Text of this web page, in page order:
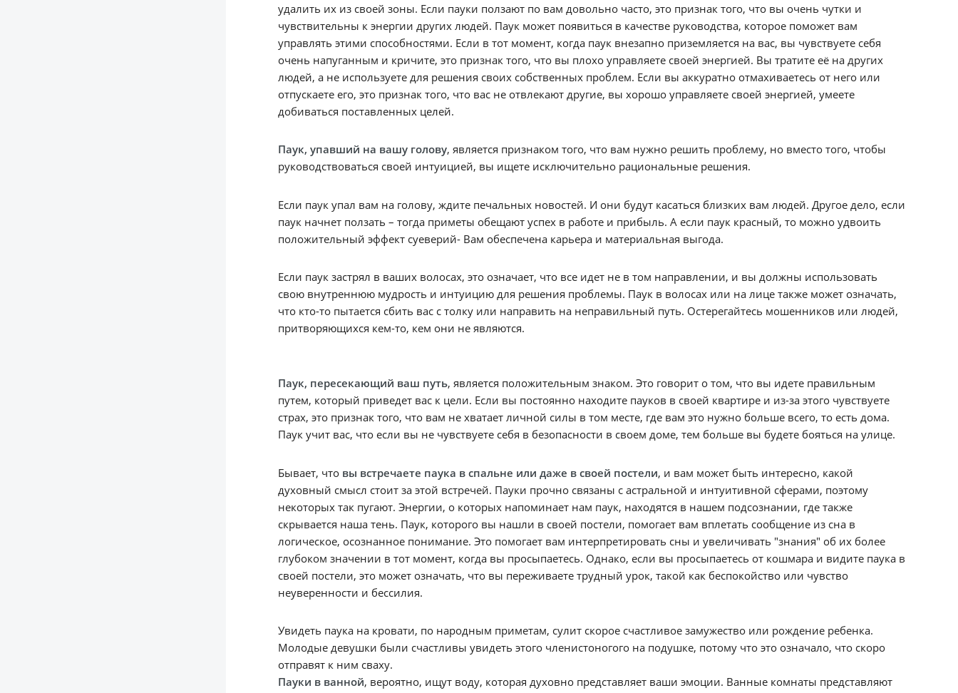
удалить их из своей зоны. Если пауки ползают по вам довольно часто, это признак того, что вы очень чутки и
чувствительны к энергии других людей. Паук может появиться в качестве руководства, которое поможет вам
управлять этими способностями. Если в тот момент, когда паук внезапно приземляется на вас, вы чувствуете себя
очень напуганным и кричите, это признак того, что вы плохо управляете своей энергией. Вы тратите её на других
людей, а не используете для решения своих собственных проблем. Если вы аккуратно отмахиваетесь от него или
отпускаете его, это признак того, что вас не отвлекают другие, вы хорошо управляете своей энергией, умеете
добиваться поставленных целей.
Паук, упавший на вашу голову, является признаком того, что вам нужно решить проблему, но вместо того, чтобы
руководствоваться своей интуицией, вы ищете исключительно рациональные решения.
Если паук упал вам на голову, ждите печальных новостей. И они будут касаться близких вам людей. Другое дело, если
паук начнет ползать – тогда приметы обещают успех в работе и прибыль. А если паук красный, то можно удвоить
положительный эффект суеверий- Вам обеспечена карьера и материальная выгода.
Если паук застрял в ваших волосах, это означает, что все идет не в том направлении, и вы должны использовать
свою внутреннюю мудрость и интуицию для решения проблемы. Паук в волосах или на лице также может означать,
что кто-то пытается сбить вас с толку или направить на неправильный путь. Остерегайтесь мошенников или людей,
притворяющихся кем-то, кем они не являются.
Паук, пересекающий ваш путь, является положительным знаком. Это говорит о том, что вы идете правильным
путем, который приведет вас к цели. Если вы постоянно находите пауков в своей квартире и из-за этого чувствуете
страх, это признак того, что вам не хватает личной силы в том месте, где вам это нужно больше всего, то есть дома.
Паук учит вас, что если вы не чувствуете себя в безопасности в своем доме, тем больше вы будете бояться на улице.
Бывает, что вы встречаете паука в спальне или даже в своей постели, и вам может быть интересно, какой
духовный смысл стоит за этой встречей. Пауки прочно связаны с астральной и интуитивной сферами, поэтому
некоторых так пугают. Энергии, о которых напоминает нам паук, находятся в нашем подсознании, где также
скрывается наша тень. Паук, которого вы нашли в своей постели, помогает вам вплетать сообщение из сна в
логическое, осознанное понимание. Это помогает вам интерпретировать сны и увеличивать "знания" об их более
глубоком значении в тот момент, когда вы просыпаетесь. Однако, если вы просыпаетесь от кошмара и видите паука в
своей постели, это может означать, что вы переживаете трудный урок, такой как беспокойство или чувство
неуверенности и бессилия.
Увидеть паука на кровати, по народным приметам, сулит скорое счастливое замужество или рождение ребенка.
Молодые девушки были счастливы увидеть этого членистоногого на подушке, потому что это означало, что скоро
отправят к ним сваху.
Пауки в ванной, вероятно, ищут воду, которая духовно представляет ваши эмоции. Ванные комнаты представляют